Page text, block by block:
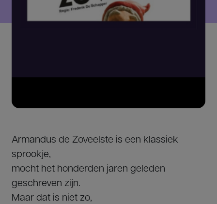
Armandus de Zoveelste is een klassiek
sprookje,
mocht het honderden jaren geleden
geschreven zijn.
Maar dat is niet zo,